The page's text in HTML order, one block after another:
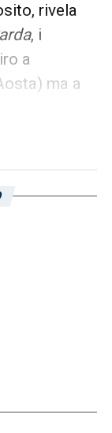
rivela
, i
a
ma a
pochi
arrivare
sono